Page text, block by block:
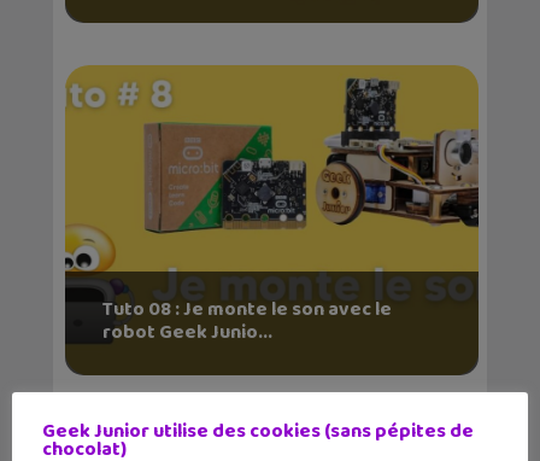
Tuto 08 : Je monte le son avec le
robot Geek Junio...
Geek Junior utilise des cookies (sans pépites de
chocolat)